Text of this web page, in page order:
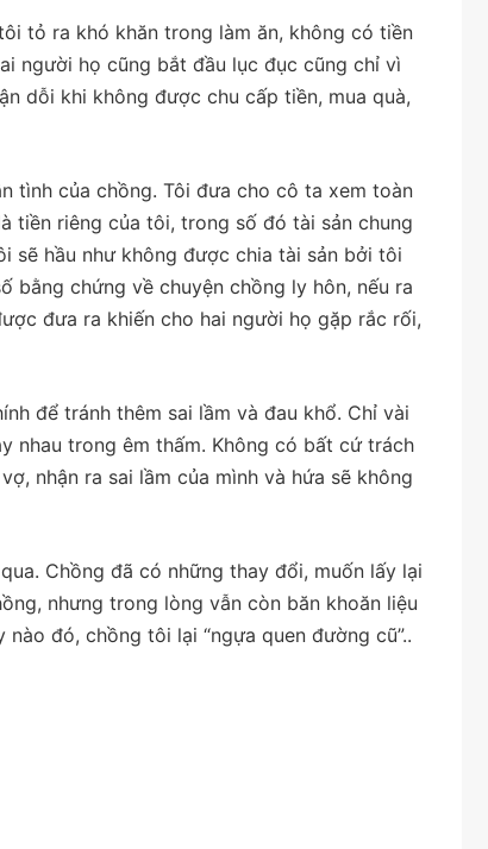
tỏ ra khó khăn trong làm ăn, không có tiền
người họ cũng bắt đầu lục đục cũng chỉ vì
dỗi khi không được chu cấp tiền, mua quà,
tình của chồng. Tôi đưa cho cô ta xem toàn
tiền riêng của tôi, trong số đó tài sản chung
sẽ hầu như không được chia tài sản bởi tôi
bằng chứng về chuyện chồng ly hôn, nếu ra
đưa ra khiến cho hai người họ gặp rắc rối,
để tránh thêm sai lầm và đau khổ. Chỉ vài
nhau trong êm thấm. Không có bất cứ trách
nhận ra sai lầm của mình và hứa sẽ không
Chồng đã có những thay đổi, muốn lấy lại
nhưng trong lòng vẫn còn băn khoăn liệu
đó, chồng tôi lại “ngựa quen đường cũ”..